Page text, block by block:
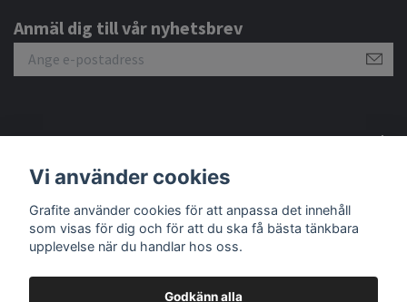
Anmäl dig till vår nyhetsbrev
Vi använder cookies
Grafite använder cookies för att anpassa det innehåll
som visas för dig och för att du ska få bästa tänkbara
upplevelse när du handlar hos oss.
Godkänn alla